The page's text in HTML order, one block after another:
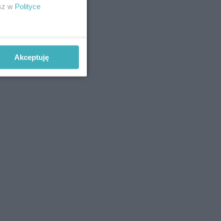
w Polityce
Akceptuję